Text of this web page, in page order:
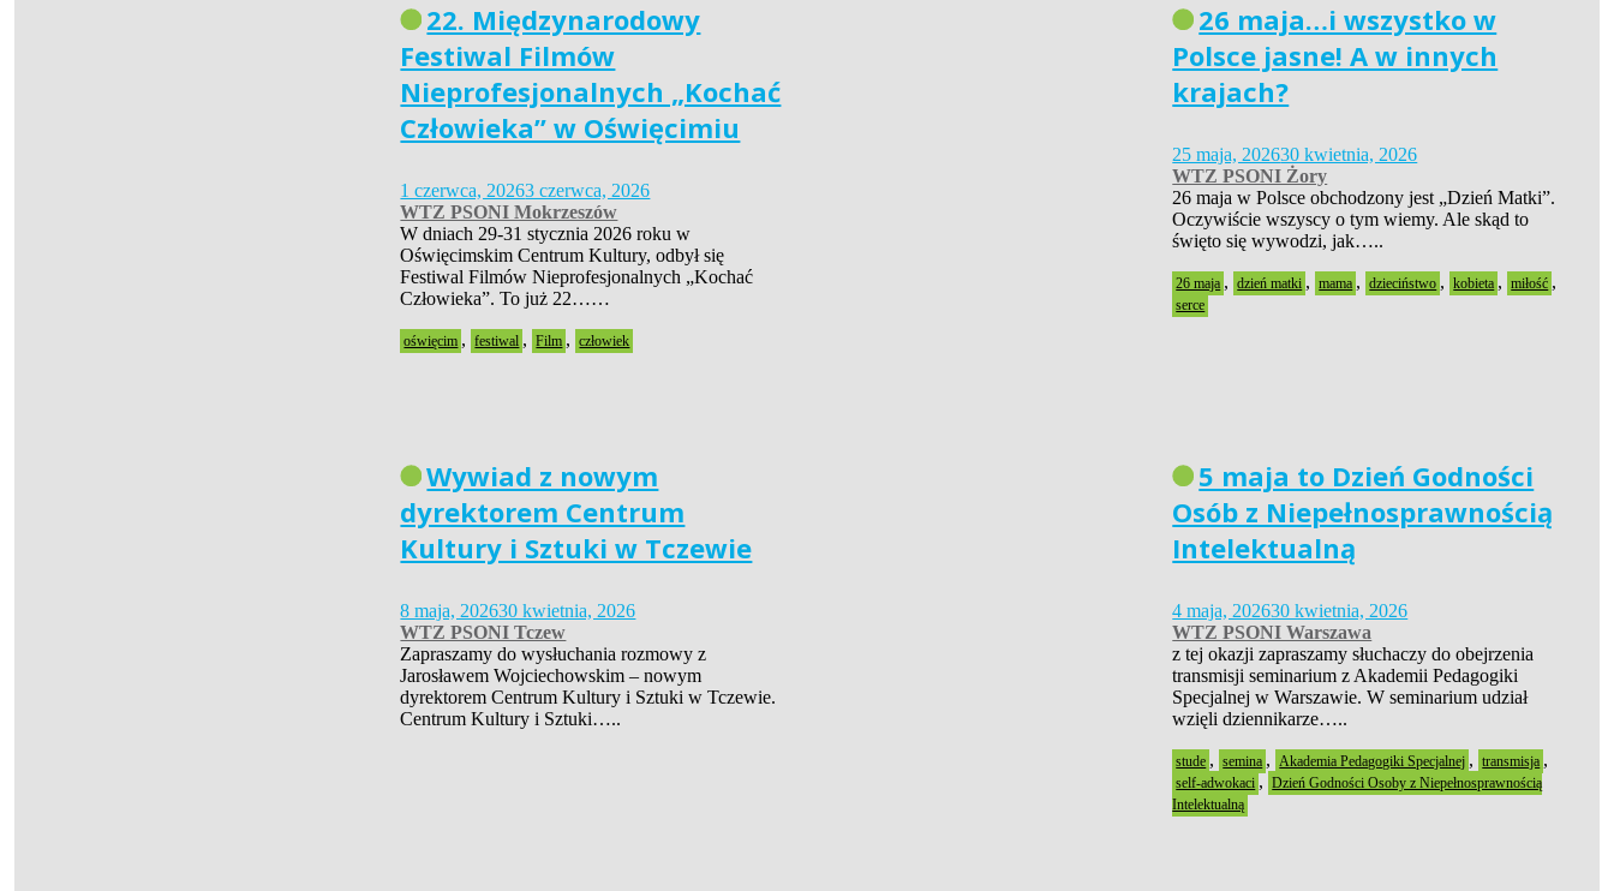
22. Międzynarodowy
Festiwal Filmów
Nieprofesjonalnych „Kochać
Człowieka” w Oświęcimiu
1 czerwca, 20263 czerwca, 2026
WTZ PSONI Mokrzeszów
W dniach 29-31 stycznia 2026 roku w
Oświęcimskim Centrum Kultury, odbył się
Festiwal Filmów Nieprofesjonalnych „Kochać
Człowieka”. To już 22……
oświęcim , festiwal , Film , człowiek
26 maja…i wszystko w
Polsce jasne! A w innych
krajach?
25 maja, 202630 kwietnia, 2026
WTZ PSONI Żory
26 maja w Polsce obchodzony jest „Dzień Matki”.
Oczywiście wszyscy o tym wiemy. Ale skąd to
święto się wywodzi, jak…..
26 maja , dzień matki , mama , dzieciństwo , kobieta , miłość ,
serce
Wywiad z nowym
dyrektorem Centrum
Kultury i Sztuki w Tczewie
8 maja, 202630 kwietnia, 2026
WTZ PSONI Tczew
Zapraszamy do wysłuchania rozmowy z
Jarosławem Wojciechowskim – nowym
dyrektorem Centrum Kultury i Sztuki w Tczewie.
Centrum Kultury i Sztuki…..
5 maja to Dzień Godności
Osób z Niepełnosprawnością
Intelektualną
4 maja, 202630 kwietnia, 2026
WTZ PSONI Warszawa
z tej okazji zapraszamy słuchaczy do obejrzenia
transmisji seminarium z Akademii Pedagogiki
Specjalnej w Warszawie. W seminarium udział
wzięli dziennikarze…..
stude , semina , Akademia Pedagogiki Specjalnej , transmisja ,
self-adwokaci , Dzień Godności Osoby z Niepełnosprawnością
Intelektualną